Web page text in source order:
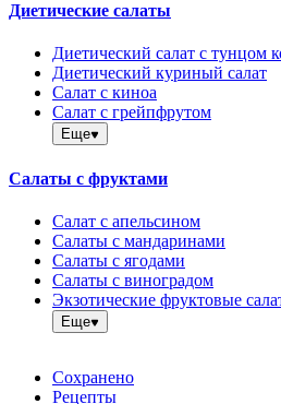
Диетические салаты
Диетический салат с тунцом
Диетический куриный салат
Салат с киноа
Салат с грейпфрутом
Еще
Салаты с фруктами
Салат с апельсином
Салаты с мандаринами
Салаты с ягодами
Салаты с виноградом
Экзотические фруктовые
Еще
Сохранено
Рецепты